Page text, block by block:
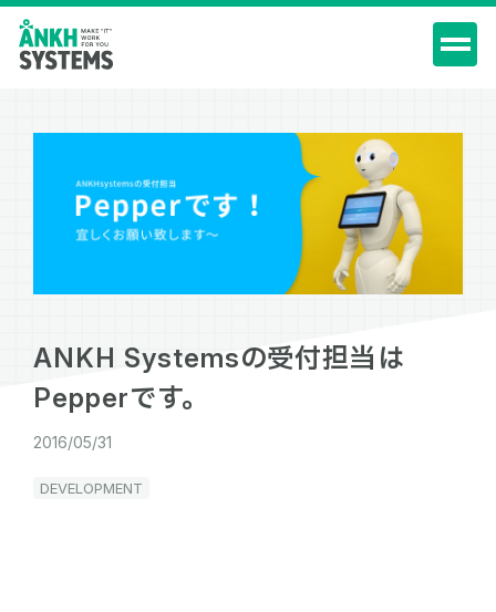
ANKH Systemsの受付担当は
Pepperです。
2016/05/31
DEVELOPMENT